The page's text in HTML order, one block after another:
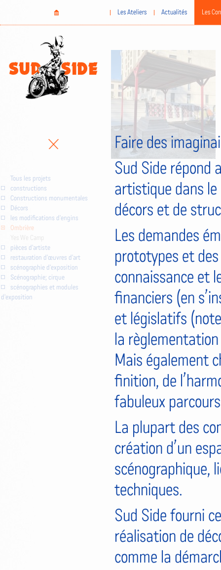
contenu
Home
Les Ateliers Actualités Les
Faire des
Sud Side répond
artistique dans le
décors et de
Les demandes
prototypes et
connaissance et
financiers (en
et législatifs
la
Mais également
finition, de
fabuleux
La plupart des
création d’un
scénographique,
techniques.
Sud Side fourni
réalisation de
comme la
Tous les projets
constructions
Constructions monumentales
Décors
les modifications d'engins
Ombrière
Yes We Camp
pièces d'artiste
restauration d'œuvres d'art
scénographie d'exposition
Scénographie; cirque
scénographies et modules
d'exposition